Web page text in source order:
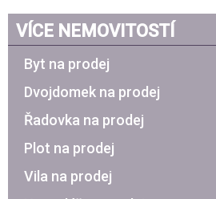
VÍCE NEMOVITOSTÍ
Byt na prodej
Dvojdomek na prodej
Řadovka na prodej
Plot na prodej
Vila na prodej